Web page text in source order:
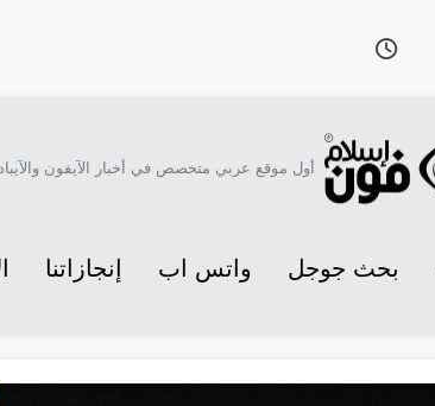
أول موقع عربي متخصص في أخبار الآيفون
بحث جوجل واتس اب إنجازاتنا